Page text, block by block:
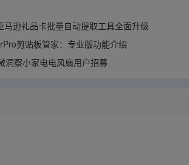
马逊礼品卡批量自动提取工具全面升级
剪贴板管家：专业版功能介绍
洞察小家电电风扇用户招募